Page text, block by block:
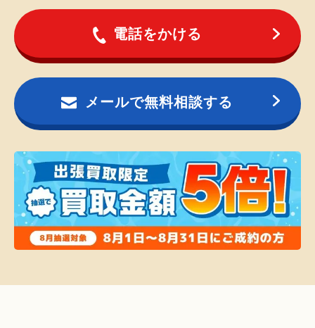
電話をかける
メールで無料相談する